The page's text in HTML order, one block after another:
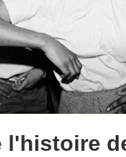
l'histoire